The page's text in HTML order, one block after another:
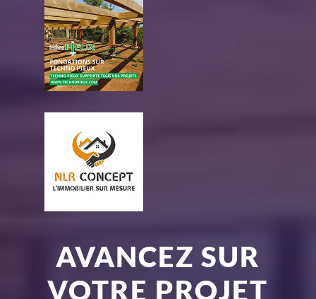
AVANCEZ SUR
VOTRE PROJET